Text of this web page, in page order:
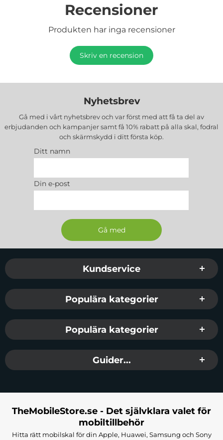
Recensioner
Produkten har inga recensioner
Skriv en recension
Nyhetsbrev
Gå med i vårt nyhetsbrev och var först med att få ta del av
erbjudanden och kampanjer samt få 10% rabatt på alla skal, fodral
och skärmskydd i ditt första köp.
Ditt namn
Din e-post
Sidfot Blandad info och länkar
Kundservice
Populära kategorier
Populära kategorier
Guider...
TheMobileStore.se - Det självklara valet för
mobiltillbehör
Hitta rätt mobilskal för din Apple, Huawei, Samsung och Sony